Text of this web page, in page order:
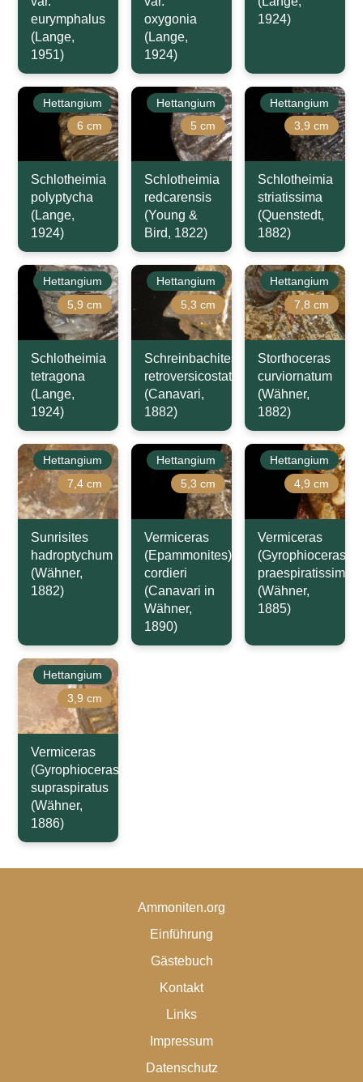
eurymphalus
(Lange,
1951)
oxygonia
(Lange,
1924)
1924)
Hettangium
6 cm
Schlotheimia
polyptycha
(Lange,
1924)
Hettangium
5 cm
Schlotheimia
redcarensis
(Young &
Bird, 1822)
Hettangium
3,9 cm
Schlotheimia
striatissima
(Quenstedt,
1882)
Hettangium
5,9 cm
Schlotheimia
tetragona
(Lange,
1924)
Hettangium
5,3 cm
Schreinbachites
retroversicostatus
(Canavari,
1882)
Hettangium
7,8 cm
Storthoceras
curviornatum
(Wähner,
1882)
Hettangium
7,4 cm
Sunrisites
hadroptychum
(Wähner,
1882)
Hettangium
5,3 cm
Vermiceras
(Epammonites)
cordieri
(Canavari in
Wähner,
1890)
Hettangium
4,9 cm
Vermiceras
(Gyrophioceras)
praespiratissimus
(Wähner,
1885)
Hettangium
3,9 cm
Vermiceras
(Gyrophioceras)
supraspiratus
(Wähner,
1886)
Ammoniten.org
Einführung
Gästebuch
Kontakt
Links
Impressum
Datenschutz